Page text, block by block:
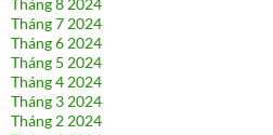
Tháng 8 2024
Tháng 7 2024
Tháng 6 2024
Tháng 5 2024
Tháng 4 2024
Tháng 3 2024
Tháng 2 2024